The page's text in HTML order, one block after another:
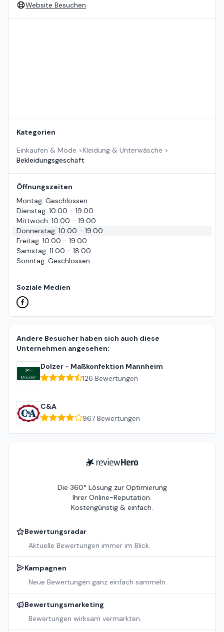
Website Besuchen
Kategorien
Einkaufen & Mode >Kleidung & Unterwäsche >
Bekleidungsgeschäft
Öffnungszeiten
Montag: Geschlossen
Dienstag: 10:00 - 19:00
Mittwoch: 10:00 - 19:00
Donnerstag: 10:00 - 19:00
Freitag: 10:00 - 19:00
Samstag: 11:00 - 18:00
Sonntag: Geschlossen
Soziale Medien
Andere Besucher haben sich auch diese
Unternehmen angesehen:
Dolzer - Maßkonfektion Mannheim
126 Bewertungen
C&A
967 Bewertungen
ReviewHero
Die 360° Lösung zur Optimierung
Ihrer Online-Reputation.
Kostengünstig & einfach.
Bewertungsradar
Aktuelle Bewertungen immer im Blick.
Kampagnen
Neue Bewertungen ganz einfach sammeln.
Bewertungsmarketing
Bewertungen wirksam vermarkten.